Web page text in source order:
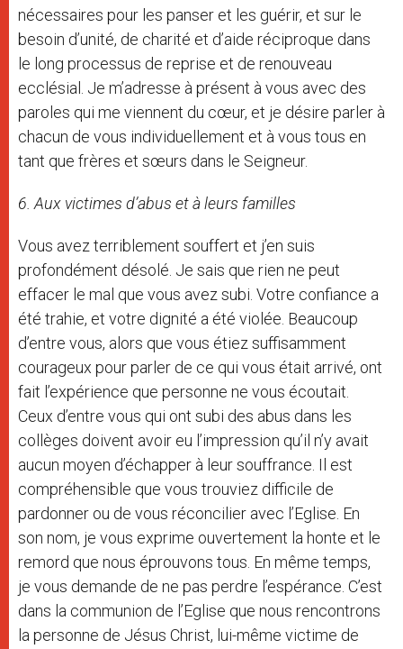
nécessaires pour les panser et les guérir, et sur le
besoin d’unité, de charité et d’aide réciproque dans
le long processus de reprise et de renouveau
ecclésial. Je m’adresse à présent à vous avec des
paroles qui me viennent du cœur, et je désire parler à
chacun de vous individuellement et à vous tous en
tant que frères et sœurs dans le Seigneur.
6. Aux victimes d’abus et à leurs familles
Vous avez terriblement souffert et j’en suis
profondément désolé. Je sais que rien ne peut
effacer le mal que vous avez subi. Votre confiance a
été trahie, et votre dignité a été violée. Beaucoup
d’entre vous, alors que vous étiez suffisamment
courageux pour parler de ce qui vous était arrivé, ont
fait l’expérience que personne ne vous écoutait.
Ceux d’entre vous qui ont subi des abus dans les
collèges doivent avoir eu l’impression qu’il n’y avait
aucun moyen d’échapper à leur souffrance. Il est
compréhensible que vous trouviez difficile de
pardonner ou de vous réconcilier avec l’Eglise. En
son nom, je vous exprime ouvertement la honte et le
remord que nous éprouvons tous. En même temps,
je vous demande de ne pas perdre l’espérance. C’est
dans la communion de l’Eglise que nous rencontrons
la personne de Jésus Christ, lui-même victime de